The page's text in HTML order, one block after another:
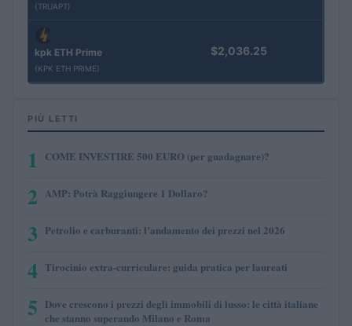
(TRUAPT)
kpk ETH Prime
(KPK ETH PRIME)
$2,036.25
PIÙ LETTI
1 COME INVESTIRE 500 EURO (per guadagnare)?
2 AMP: Potrà Raggiungere 1 Dollaro?
3 Petrolio e carburanti: l’andamento dei prezzi nel 2026
4 Tirocinio extra-curriculare: guida pratica per laureati
5 Dove crescono i prezzi degli immobili di lusso: le città italiane
che stanno superando Milano e Roma